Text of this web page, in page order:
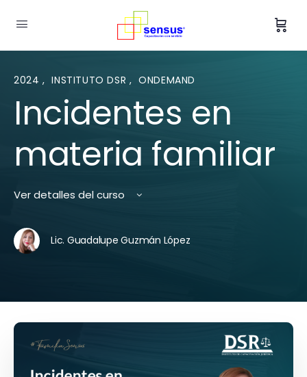
2024, INSTITUTO DSR , ONDEMAND
Incidentes en
materia familiar
Ver detalles del curso
Lic. Guadalupe Guzmán López